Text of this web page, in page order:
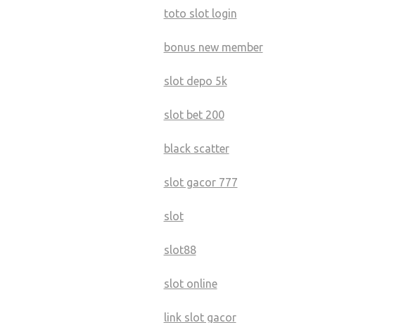
toto slot login
bonus new member
slot depo 5k
slot bet 200
black scatter
slot gacor 777
slot
slot88
slot online
link slot gacor